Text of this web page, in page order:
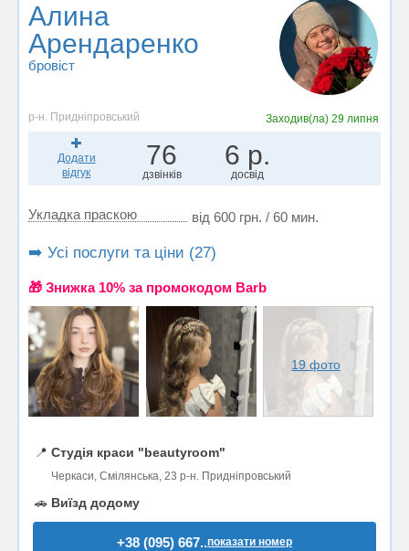
Алина
Арендаренко
бровіст
р-н. Придніпровський Заходив(ла) 29 липня
Додати
відгук
76
дзвінків
6 р.
досвід
Укладка праскою від 600 грн. / 60 мин.
➡️ Усі послуги та ціни (27)
🎁 Знижка 10% за промокодом Barb
19 фото
📍 Студія краси "beautyroom"
Черкаси, Смілянська, 23 р-н. Придніпровський
🚗 Виїзд додому
+38 (095) 667..показати номер